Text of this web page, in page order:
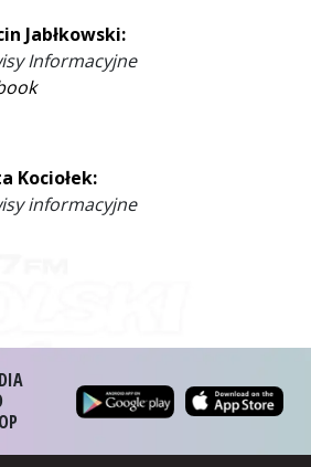
Jabłkowski:
Informacyjne
Kociołek:
informacyjne